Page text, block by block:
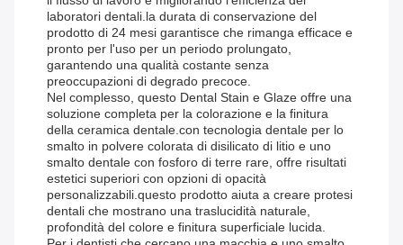
laboratori dentali.la durata di conservazione del
prodotto di 24 mesi garantisce che rimanga efficace e
pronto per l'uso per un periodo prolungato,
garantendo una qualità costante senza
preoccupazioni di degrado precoce.
Nel complesso, questo Dental Stain e Glaze offre una
soluzione completa per la colorazione e la finitura
della ceramica dentale.con tecnologia dentale per lo
smalto in polvere colorata di disilicato di litio e uno
smalto dentale con fosforo di terre rare, offre risultati
estetici superiori con opzioni di opacità
personalizzabili.questo prodotto aiuta a creare protesi
dentali che mostrano una traslucidità naturale,
profondità del colore e finitura superficiale lucida.